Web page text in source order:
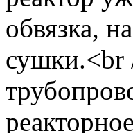
обвязка,
сушки.<br